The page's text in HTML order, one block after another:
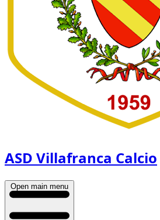
ASD Villafranca Calcio
Open main menu